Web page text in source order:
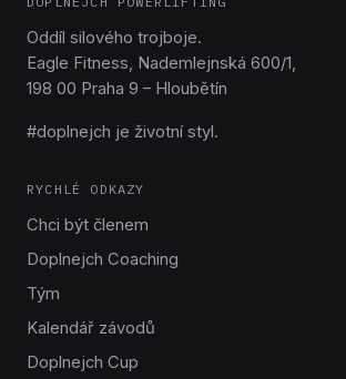
Oddíl silového trojboje.
Eagle Fitness, Nademlejnská 600/1,
198 00 Praha 9 – Hloubětín
#doplnejch je životní styl.
RYCHLÉ ODKAZY
Chci být členem
Doplnejch Coaching
Tým
Kalendář závodů
Doplnejch Cup